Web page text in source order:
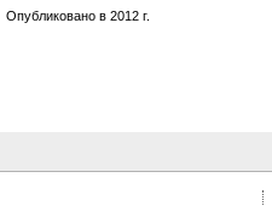
Опубликовано в 2012 г.